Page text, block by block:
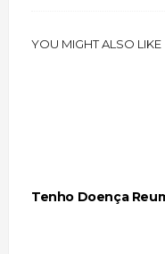
YOU MIGHT ALSO LIKE
Tenho Doença